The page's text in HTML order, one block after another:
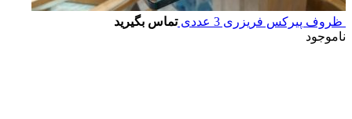
ظروف پیرکس فریزری 3 عددی
تماس بگیرید
ناموجود